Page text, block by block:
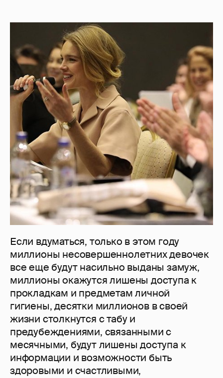
Если вдуматься, только в этом году
миллионы несовершеннолетних девочек
все еще будут насильно выданы замуж,
миллионы окажутся лишены доступа к
прокладкам и предметам личной
гигиены, десятки миллионов в своей
жизни столкнутся с табу и
предубеждениями, связанными с
месячными, будут лишены доступа к
информации и возможности быть
здоровыми и счастливыми,